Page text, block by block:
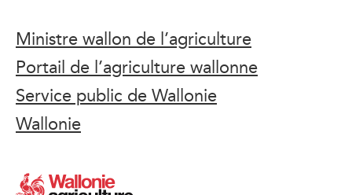
Ministre wallon de l’agriculture
Portail de l’agriculture wallonne
Service public de Wallonie
Wallonie